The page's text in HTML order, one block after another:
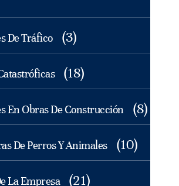
De Tráfico (3)
(18)
En Obras De Construcción (8)
De Perros Y Animales (10)
La Empresa (21)